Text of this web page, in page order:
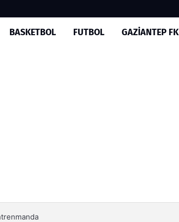
BASKETBOL FUTBOL GAZİANTEP FK
karşılama